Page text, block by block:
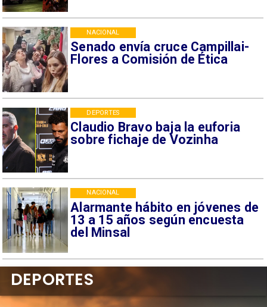
Senado envía cruce Campillai-
Flores a Comisión de Ética
NACIONAL
Claudio Bravo baja la euforia
sobre fichaje de Vozinha
DEPORTES
Alarmante hábito en jóvenes de
13 a 15 años según encuesta
del Minsal
NACIONAL
DEPORTES